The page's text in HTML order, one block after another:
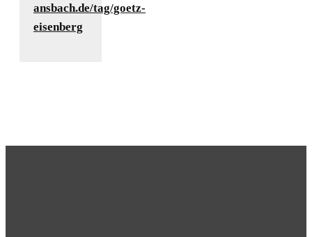
ansbach.de/tag/goetz-
eisenberg